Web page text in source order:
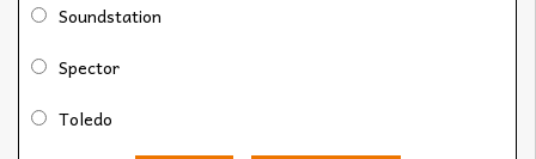
Soundstation
Spector
Toledo